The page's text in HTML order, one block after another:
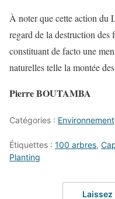
À noter que cette action du
regard de la destruction des
constituant de facto une
naturelles telle la montée
Pierre BOUTAMBA
Catégories : Environnement
Étiquettes : 100 arbres,
Planting